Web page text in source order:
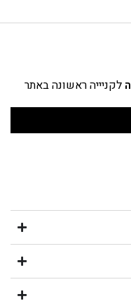
לקניייה ראשונה באתר